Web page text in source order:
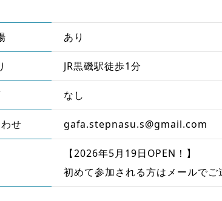
あり
JR黒磯駅徒歩1分
なし
せ gafa.stepnasu.s@gmail.com
【2026年5月19日OPEN！】
初めて参加される方はメールでご